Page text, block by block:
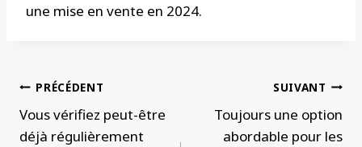
une mise en vente en 2024.
Navigation
de
l’article
PRÉCÉDENT
Vous vérifiez peut-être
déjà régulièrement
SUIVANT
Toujours une option
abordable pour les